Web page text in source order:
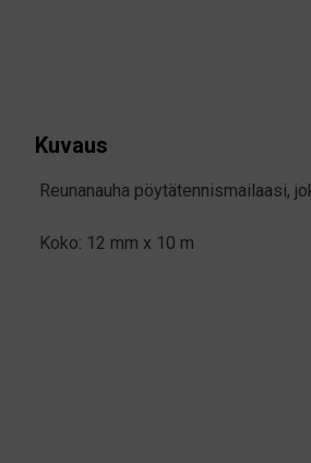
Kuvaus
Reunanauha pöytätennismailaasi,
Koko: 12 mm x 10 m